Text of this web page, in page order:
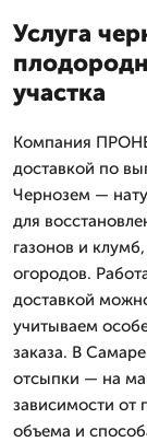
Услуга
участка
Компания
доставкой по
Чернозем —
для
газонов и
огородов.
доставкой
учитываем
заказа. В
отсыпки — на
зависимости от
объема и